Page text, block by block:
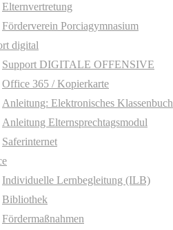
Elternvertretung
Förderverein Porciagymnasium
digital
Support DIGITALE OFFENSIVE
Office 365 / Kopierkarte
Anleitung: Elektronisches Klassenbuch
Anleitung Elternsprechtagsmodul
Saferinternet
Individuelle Lernbegleitung (ILB)
Bibliothek
Fördermaßnahmen